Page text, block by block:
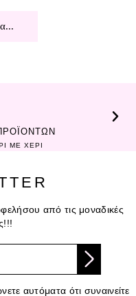
ΜΕ ΧΕΡΙ
από τις μοναδικές
αυτόματα ότι συναινείτε